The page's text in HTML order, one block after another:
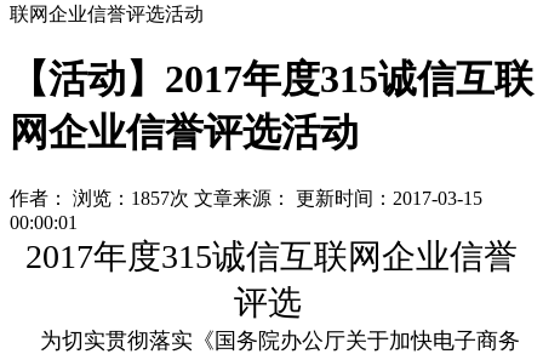
联网企业信誉评选活动
【活动】2017年度315诚信互联
网企业信誉评选活动
作者： 浏览：1857次 文章来源：
更新时间：2017-03-15
00:00:01
2017年度315诚信互联网企业信誉
评选
为切实贯彻落实《国务院办公厅关于加快电子商务